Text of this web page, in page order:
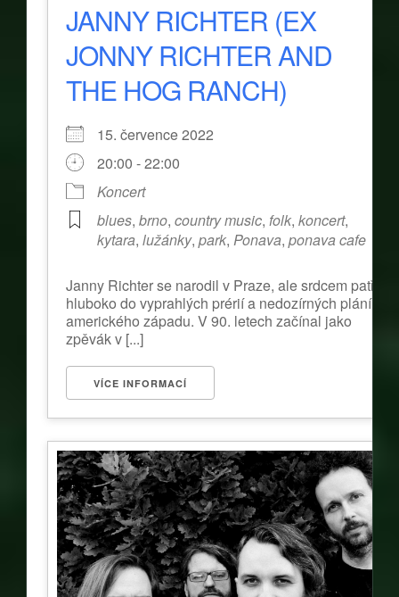
JANNY RICHTER (EX
JONNY RICHTER AND
THE HOG RANCH)
15. července 2022
20:00 - 22:00
Koncert
blues,brno,country music,folk,koncert,
kytara,lužánky,park,Ponava,ponava cafe
Janny Richter se narodil v Praze, ale srdcem patří
hluboko do vyprahlých prérií a nedozírných plání
amerického západu. V 90. letech začínal jako
zpěvák v [...]
VÍCE INFORMACÍ